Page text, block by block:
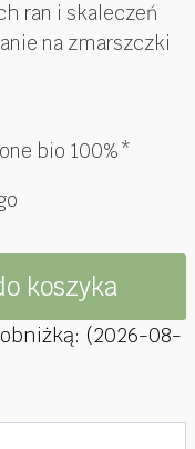
ran i skaleczeń
na zmarszczki
bio 100%*
koszyka
(2026-08-